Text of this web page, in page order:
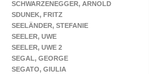
SCHWARZENEGGER, ARNOLD
SDUNEK, FRITZ
SEELÄNDER, STEFANIE
SEELER, UWE
SEELER, UWE 2
SEGAL, GEORGE
SEGATO, GIULIA